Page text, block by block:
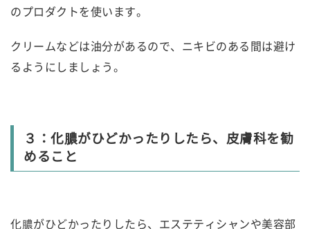
のプロダクトを使います。
クリームなどは油分があるので、ニキビのある間は避け
るようにしましょう。
３：化膿がひどかったりしたら、皮膚科を勧
めること
化膿がひどかったりしたら、エステティシャンや美容部